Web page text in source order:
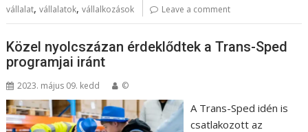
vállalat,vállalatok,vállalkozások Leave a comment
Közel nyolcszázan érdeklődtek a Trans-Sped
programjai iránt
2023. május 09. kedd ©
A Trans-Sped idén is
csatlakozott az